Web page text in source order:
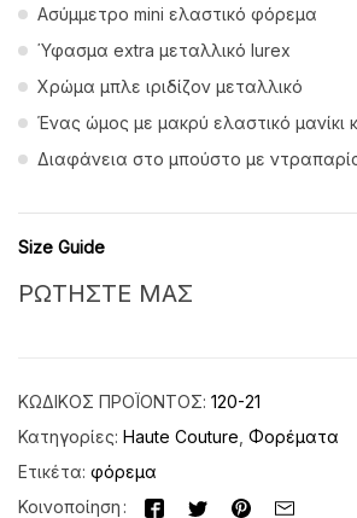
Ασύμμετρο mini ελαστικό φόρεμα
Ύφασμα extra μεταλλικό lurex
Χρώμα μπλε ιριδίζον μεταλλικό
Ένας ώμος με μακρύ ελαστικό μανίκι
Διαφάνεια στο μπούστο με
Size Guide
ΡΩΤΗΣΤΕ ΜΑΣ
ΚΩΔΙΚΌΣ ΠΡΟΪΌΝΤΟΣ: 120-21
Κατηγορίες: Haute Couture Φορέματα
Ετικέτα: φόρεμα
Κοινοποίηση